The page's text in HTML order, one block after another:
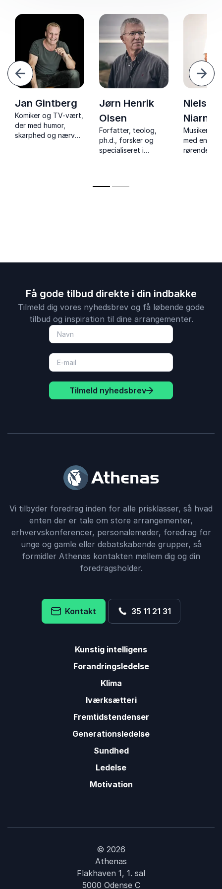
Jan Gintberg
Komiker og TV-vært,
der med humor,
skarphed og nærvær
Jørn Henrik
Olsen
Forfatter, teolog,
ph.d., forsker og
specialiseret i
livets paradokser og
Niels
Niarn
Musiker
med en
rørende
Få gode tilbud direkte i din indbakke
Tilmeld dig vores nyhedsbrev og få løbende gode
tilbud og inspiration til dine arrangementer.
Tilmeld nyhedsbrev
Vi tilbyder foredrag inden for alle prisklasser, så hvad
enten der er tale om store arrangementer,
erhvervskonferencer, personalemøder, foredrag for
unge og gamle eller debatskabende grupper, så
formidler Athenas kontakten mellem dig og din
foredragsholder.
Kontakt 35 11 21 31
Kunstig intelligens
Forandringsledelse
Klima
Iværksætteri
Fremtidstendenser
Generationsledelse
Sundhed
Ledelse
Motivation
© 2026
Athenas
Flakhaven 1, 1. sal
5000 Odense C